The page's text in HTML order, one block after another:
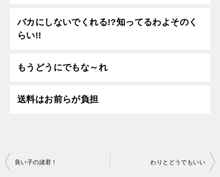
バカにしないでくれる!?知ってるわよそのく
らい!!
もうどうにでもな～れ
送料はお前らが負担
投
良い子の諸君！ わりとどうでもいい